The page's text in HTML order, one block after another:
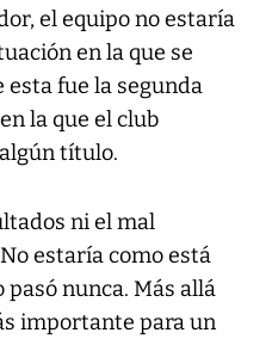
el equipo no estaría
en la que se
esta fue la segunda
la que el club
título.
ni el mal
estaría como está
pasó nunca. Más allá
importante para un